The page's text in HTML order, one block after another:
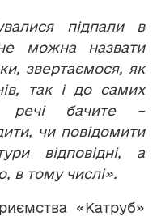
підпали в
можна назвати
звертаємося, як
так і до самих
речі бачите –
чи повідомити
відповідні, а
в тому числі».
«Катруб»